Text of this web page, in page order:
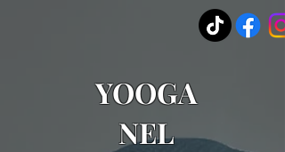
YOOGA
NEL